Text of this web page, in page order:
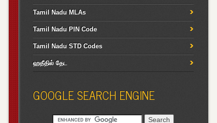
Tamil Nadu MLAs
Tamil Nadu PIN Code
Tamil Nadu STD Codes
ஹதீதில் தேட
GOOGLE SEARCH ENGINE